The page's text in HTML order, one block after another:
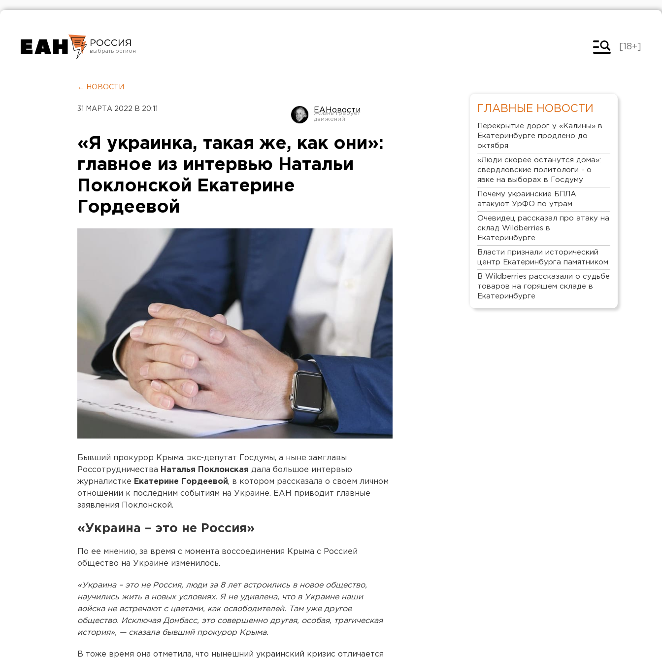
РОССИЯ
Челябинск
[18+]
← НОВОСТИ
31 МАРТА 2022 В 20:11 ЕАНовости
«Я украинка, такая же, как они»:
главное из интервью Натальи
Поклонской Екатерине
Гордеевой
Бывший прокурор Крыма, экс-депутат Госдумы, а ныне замглавы
Россотрудничества Наталья Поклонская дала большое интервью
журналистке Екатерине Гордеевой, в котором рассказала о своем личном
отношении к последним событиям на Украине. ЕАН приводит главные
заявления Поклонской.
«Украина – это не Россия»
По ее мнению, за время с момента воссоединения Крыма с Россией
общество на Украине изменилось.
«Украина – это не Россия, люди за 8 лет встроились в новое общество,
научились жить в новых условиях. Я не удивлена, что в Украине наши
войска не встречают с цветами, как освободителей. Там уже другое
общество. Исключая Донбасс, это совершенно другая, особая, трагическая
история», — сказала бывший прокурор Крыма.
В тоже время она отметила, что нынешний украинский кризис отличается
ГЛАВНЫЕ НОВОСТИ
Перекрытие дорог у «Калины» в
Екатеринбурге продлено до
октября
«Люди скорее останутся дома»:
свердловские политологи - о
явке на выборах в Госдуму
Почему украинские БПЛА
атакуют УрФО по утрам
Очевидец рассказал про атаку на
склад Wildberries в
Екатеринбурге
Власти признали исторический
центр Екатеринбурга памятником
В Wildberries рассказали о судьбе
товаров на горящем складе в
Екатеринбурге